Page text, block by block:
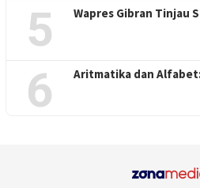
5 Wapres Gibran Tinjau
6 Aritmatika dan